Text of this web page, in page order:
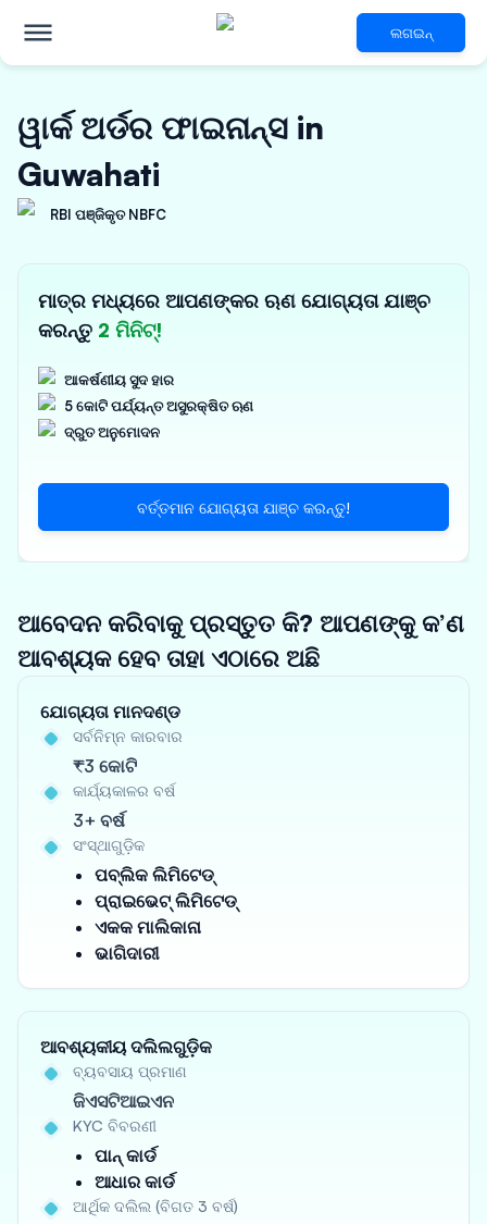
ଲଗଇନ୍
ୱାର୍କ ଅର୍ଡର ଫାଇନାନ୍ସ in
Guwahati
RBI ପଞ୍ଜିକୃତ NBFC
ମାତ୍ର ମଧ୍ୟରେ ଆପଣଙ୍କର ଋଣ ଯୋଗ୍ୟତା ଯାଞ୍ଚ
କରନ୍ତୁ 2 ମିନିଟ୍!
ଆକର୍ଷଣୀୟ ସୁଦ ହାର
5 କୋଟି ପର୍ଯ୍ୟନ୍ତ ଅସୁରକ୍ଷିତ ଋଣ
ଦ୍ରୁତ ଅନୁମୋଦନ
ବର୍ତ୍ତମାନ ଯୋଗ୍ୟତା ଯାଞ୍ଚ କରନ୍ତୁ!
ଆବେଦନ କରିବାକୁ ପ୍ରସ୍ତୁତ କି? ଆପଣଙ୍କୁ କ’ଣ
ଆବଶ୍ୟକ ହେବ ତାହା ଏଠାରେ ଅଛି
ଯୋଗ୍ୟତା ମାନଦଣ୍ଡ
ସର୍ବନିମ୍ନ କାରବାର
₹3 କୋଟି
କାର୍ଯ୍ୟକାଳର ବର୍ଷ
3+ ବର୍ଷ
ସଂସ୍ଥାଗୁଡ଼ିକ
ପବ୍ଲିକ ଲିମିଟେଡ୍
ପ୍ରାଇଭେଟ୍ ଲିମିଟେଡ୍
ଏକକ ମାଲିକାନା
ଭାଗିଦାରୀ
ଆବଶ୍ୟକୀୟ ଦଲିଲଗୁଡ଼ିକ
ବ୍ୟବସାୟ ପ୍ରମାଣ
ଜିଏସଟିଆଇଏନ
KYC ବିବରଣୀ
ପାନ୍ କାର୍ଡ
ଆଧାର କାର୍ଡ
ଆର୍ଥିକ ଦଲିଲ (ବିଗତ 3 ବର୍ଷ)